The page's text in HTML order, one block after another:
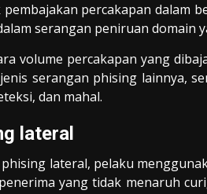
pembajakan percakapan dalam
serangan peniruan domain
volume percakapan yang
serangan phising lainnya,
dan mahal.
lateral
lateral, pelaku
yang tidak menaruh